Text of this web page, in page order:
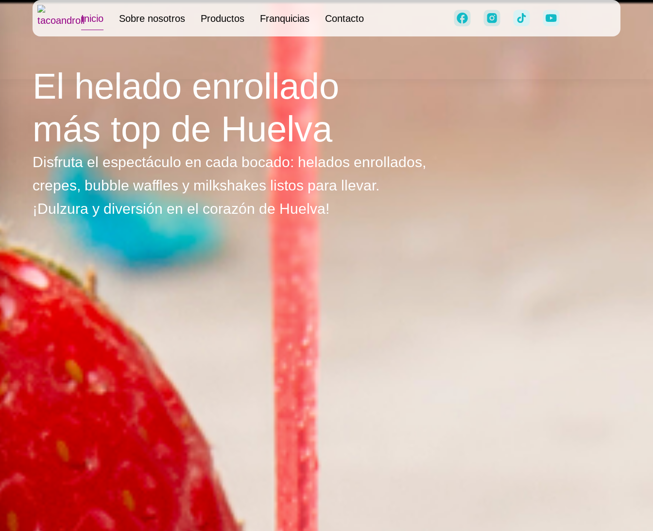
Inicio Sobre nosotros Productos Franquicias Contacto
El helado enrollado
más top de Huelva
Disfruta el espectáculo en cada bocado: helados enrollados,
crepes, bubble waffles y milkshakes listos para llevar.
¡Dulzura y diversión en el corazón de Huelva!